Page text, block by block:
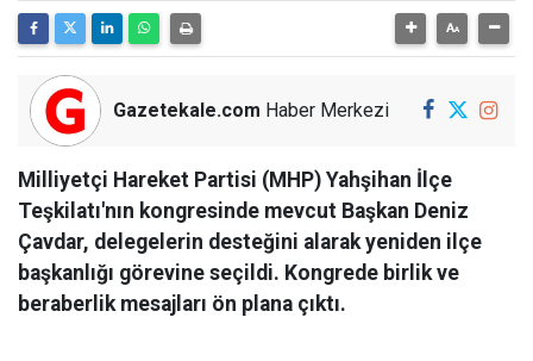
Gazetekale.com Haber Merkezi
Milliyetçi Hareket Partisi (MHP) Yahşihan İlçe
Teşkilatı'nın kongresinde mevcut Başkan Deniz
Çavdar, delegelerin desteğini alarak yeniden ilçe
başkanlığı görevine seçildi. Kongrede birlik ve
beraberlik mesajları ön plana çıktı.